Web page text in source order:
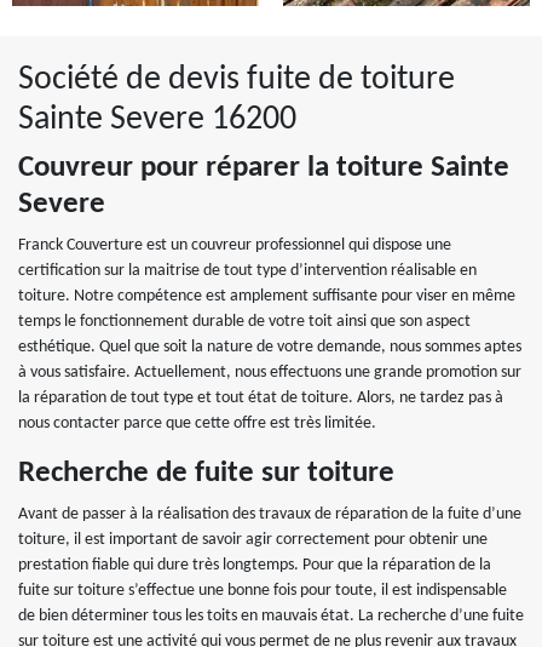
Société de devis fuite de toiture
Sainte Severe 16200
Couvreur pour réparer la toiture Sainte
Severe
Franck Couverture est un couvreur professionnel qui dispose une
certification sur la maitrise de tout type d’intervention réalisable en
toiture. Notre compétence est amplement suffisante pour viser en même
temps le fonctionnement durable de votre toit ainsi que son aspect
esthétique. Quel que soit la nature de votre demande, nous sommes aptes
à vous satisfaire. Actuellement, nous effectuons une grande promotion sur
la réparation de tout type et tout état de toiture. Alors, ne tardez pas à
nous contacter parce que cette offre est très limitée.
Recherche de fuite sur toiture
Avant de passer à la réalisation des travaux de réparation de la fuite d’une
toiture, il est important de savoir agir correctement pour obtenir une
prestation fiable qui dure très longtemps. Pour que la réparation de la
fuite sur toiture s’effectue une bonne fois pour toute, il est indispensable
de bien déterminer tous les toits en mauvais état. La recherche d’une fuite
sur toiture est une activité qui vous permet de ne plus revenir aux travaux